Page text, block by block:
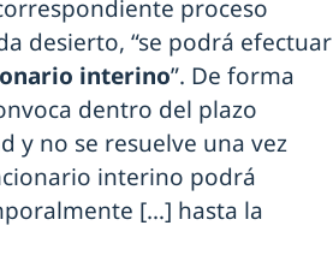
proceso
desierto, “se podrá efectuar
interino”. De forma
dentro del plazo
y no se resuelve una vez
interino podrá
[…] hasta la